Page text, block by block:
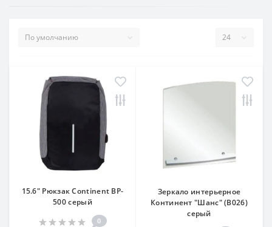
15.6" Рюкзак Continent BP-
500 серый
0
Зеркало интерьерное
Континент "Шанс" (В026)
серый